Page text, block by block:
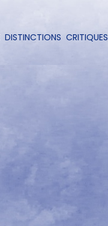
DISTINCTIONS CRITIQUES